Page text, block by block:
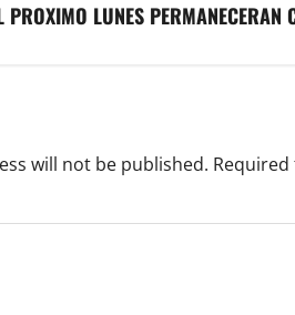
PROXIMO LUNES
will not be published.